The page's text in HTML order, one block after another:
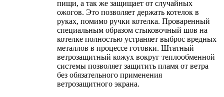
пищи, а так же защищает от случайных
ожогов. Это позволяет держать котелок в
руках, помимо ручки котелка. Проваренный
специальным образом стыковочный шов на
котелке полностью устраняет выброс вредных
металлов в процессе готовки. Штатный
ветрозащитный кожух вокруг теплообменной
системы позволяет защитить пламя от ветра
без обязательного применения
ветрозащитного экрана.